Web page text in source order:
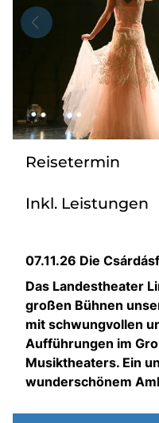
Über Bus dich weg!
Radio
Sie befinden sich in:
Deutschland
Reisetermin
Inkl. Leistungen
07.11.26 Die
Das Landestheater
großen Bühnen
mit schwungvollen
Aufführungen im
Musiktheaters. Ein
wunderschönem